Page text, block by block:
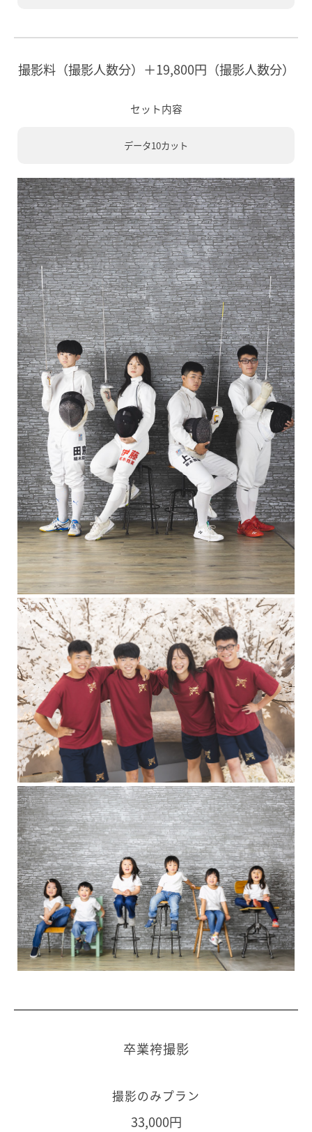
撮影料（撮影人数分）＋19,800円（撮影人数分）
セット内容
データ10カット
卒業袴撮影
撮影のみプラン
33,000円